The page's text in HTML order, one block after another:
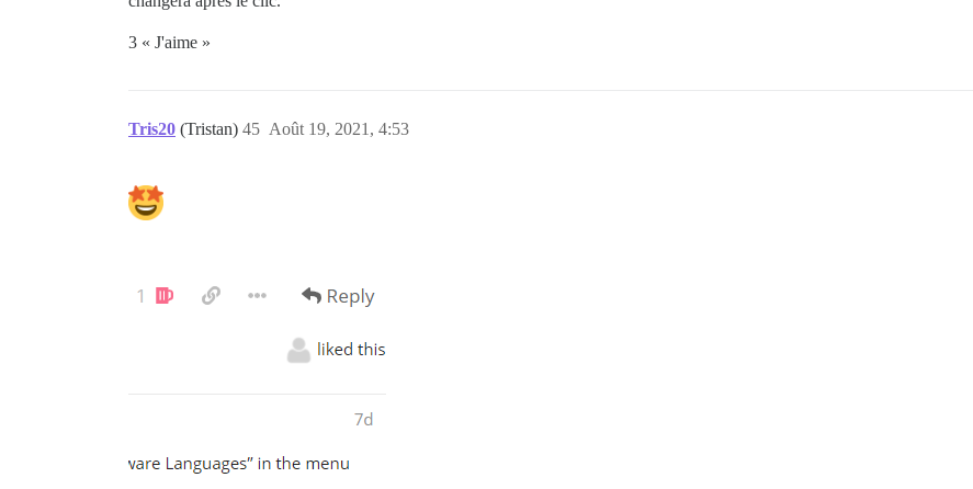
3 « J'aime »
Tris20 (Tristan) Août 19, 2021, 4:53
45